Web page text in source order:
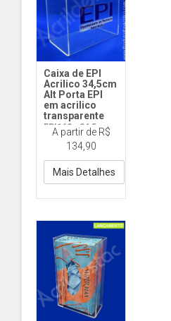
Caixa de EPI
Acrilico 34,5cm
Alt Porta EPI
em acrilico
transparente
EPI162 - 34,5cm
AltA partir de R$
134,90
Mais Detalhes